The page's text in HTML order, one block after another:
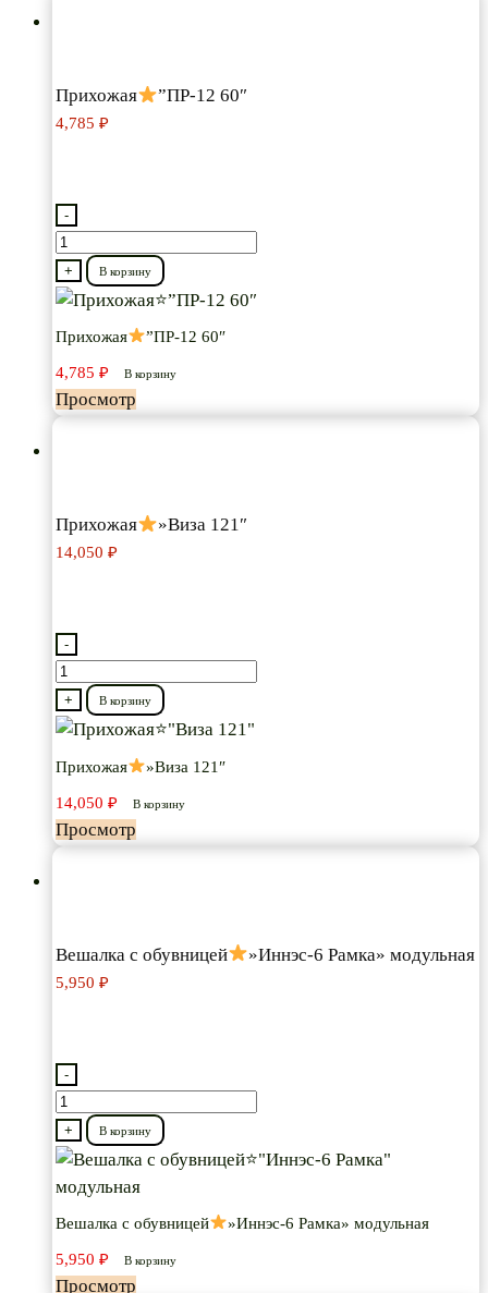
Прихожая ”ПР-12 60″
4,785 ₽
-
Количество
товара
Прихожая
”ПР-12
60″
+ В корзину
Прихожая ”ПР-12 60″
4,785 ₽ В корзину
Просмотр
Прихожая »Виза 121″
14,050 ₽
-
Количество
товара
Прихожая
"Виза
121"
+ В корзину
Прихожая »Виза 121″
14,050 ₽ В корзину
Просмотр
Вешалка с обувницей »Иннэс-6 Рамка» модульная
5,950 ₽
-
Количество
товара
Вешалка
с
"Иннэс-6
+ В корзину
Вешалка с обувницей »Иннэс-6 Рамка» модульная
5,950 ₽ В корзину
Просмотр